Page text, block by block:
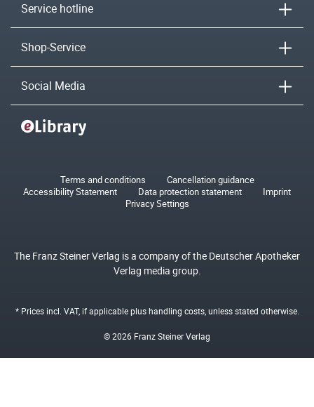
Service hotline
Shop-Service
Social Media
Terms and conditions
Cancellation guidance
Accessibility Statement
Data protection statement
Imprint
Privacy Settings
The Franz Steiner Verlag is a company of the Deutscher Apotheker
Verlag media group.
* Prices incl. VAT, if applicable plushandling costs, unless stated otherwise.
© 2026 Franz Steiner Verlag